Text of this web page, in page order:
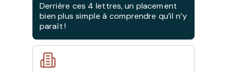
Derrière ces 4 lettres, un placement
bien plus simple à comprendre qu’il n’y
paraît !